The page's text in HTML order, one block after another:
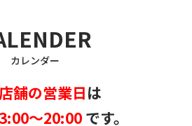
カレンダー
舗の営業日は
～20:00 です。